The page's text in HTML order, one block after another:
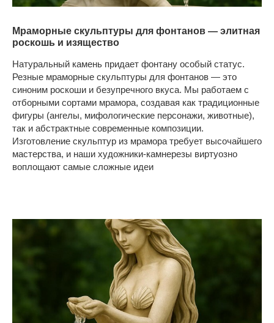
Мраморные скульптуры для фонтанов — элитная
роскошь и изящество
Натуральный камень придает фонтану особый статус.
Резные мраморные скульптуры для фонтанов — это
синоним роскоши и безупречного вкуса. Мы работаем с
отборными сортами мрамора, создавая как традиционные
фигуры (ангелы, мифологические персонажи, животные),
так и абстрактные современные композиции.
Изготовление скульптур из мрамора требует высочайшего
мастерства, и наши художники-камнерезы виртуозно
воплощают самые сложные идеи